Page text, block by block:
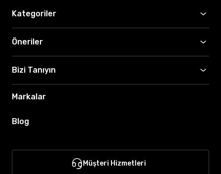
Kategoriler
Öneriler
Bizi Tanıyın
Markalar
Blog
Müşteri Hizmetleri